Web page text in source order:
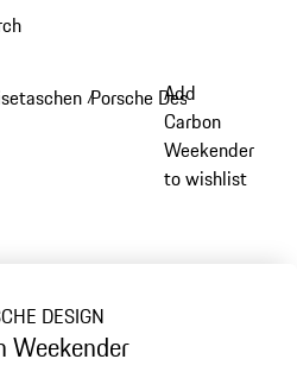
collapsed breadcrumb items
/Porsche Design
Add
Carbon
Weekender
to wishlist
DESIGN
Weekender